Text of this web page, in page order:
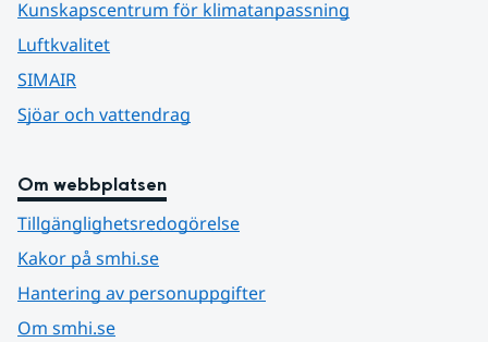
Kunskapscentrum för klimatanpassning
Luftkvalitet
SIMAIR
Sjöar och vattendrag
Om webbplatsen
Tillgänglighetsredogörelse
Kakor på smhi.se
Hantering av personuppgifter
Om smhi.se